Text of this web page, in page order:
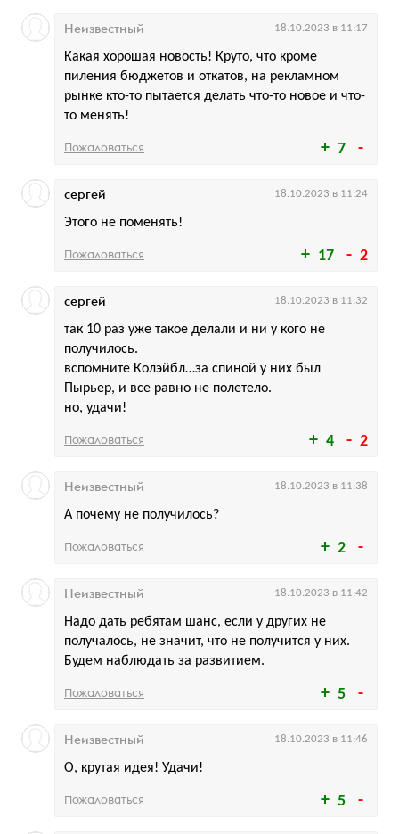
7
Какая хорошая новость! Круто, что кроме
пиления бюджетов и откатов, на рекламном
рынке кто-то пытается делать что-то новое и что-
то менять!
Неизвестный 18.10.2023 в 11:17
Пожаловаться
17 2
Этого не поменять!
сергей 18.10.2023 в 11:24
Пожаловаться
4 2
так 10 раз уже такое делали и ни у кого не
получилось.
вспомните Колэйбл…за спиной у них был
Пырьер, и все равно не полетело.
но, удачи!
сергей 18.10.2023 в 11:32
Пожаловаться
2
А почему не получилось?
Неизвестный 18.10.2023 в 11:38
Пожаловаться
5
Надо дать ребятам шанс, если у других не
получалось, не значит, что не получится у них.
Будем наблюдать за развитием.
Неизвестный 18.10.2023 в 11:42
Пожаловаться
5
О, крутая идея! Удачи!
Неизвестный 18.10.2023 в 11:46
Пожаловаться